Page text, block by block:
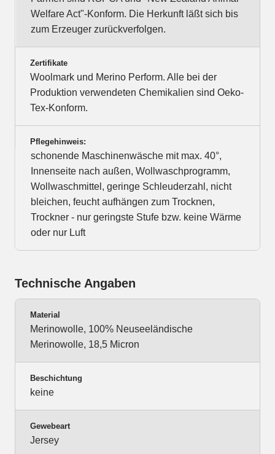
Welfare Act"-Konform. Die Herkunft läßt sich bis
zum Erzeuger zurückverfolgen.
Zertifikate
Woolmark und Merino Perform. Alle bei der
Produktion verwendeten Chemikalien sind Oeko-
Tex-Konform.
Pflegehinweis:
schonende Maschinenwäsche mit max. 40°,
Innenseite nach außen, Wollwaschprogramm,
Wollwaschmittel, geringe Schleuderzahl, nicht
bleichen, feucht aufhängen zum Trocknen,
Trockner - nur geringste Stufe bzw. keine Wärme
oder nur Luft
Technische Angaben
Material
Merinowolle, 100% Neuseeländische
Merinowolle, 18,5 Micron
Beschichtung
keine
Gewebeart
Jersey